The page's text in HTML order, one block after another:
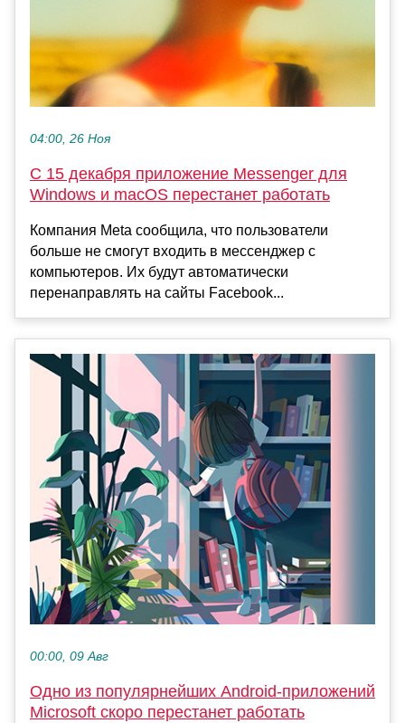
04:00, 26 Ноя
С 15 декабря приложение Messenger для
Windows и macOS перестанет работать
Компания Meta сообщила, что пользователи
больше не смогут входить в мессенджер с
компьютеров. Их будут автоматически
перенаправлять на сайты Facebook...
00:00, 09 Авг
Одно из популярнейших Android-приложений
Microsoft скоро перестанет работать